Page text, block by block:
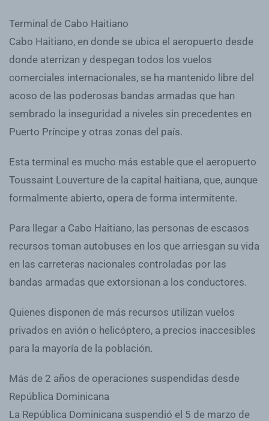
Terminal de Cabo Haitiano
Cabo Haitiano, en donde se ubica el aeropuerto desde
donde aterrizan y despegan todos los vuelos
comerciales internacionales, se ha mantenido libre del
acoso de las poderosas bandas armadas que han
sembrado la inseguridad a niveles sin precedentes en
Puerto Príncipe y otras zonas del país.
Esta terminal es mucho más estable que el aeropuerto
Toussaint Louverture de la capital haitiana, que, aunque
formalmente abierto, opera de forma intermitente.
Para llegar a Cabo Haitiano, las personas de escasos
recursos toman autobuses en los que arriesgan su vida
en las carreteras nacionales controladas por las
bandas armadas que extorsionan a los conductores.
Quienes disponen de más recursos utilizan vuelos
privados en avión o helicóptero, a precios inaccesibles
para la mayoría de la población.
Más de 2 años de operaciones suspendidas desde
República Dominicana
La República Dominicana suspendió el 5 de marzo de